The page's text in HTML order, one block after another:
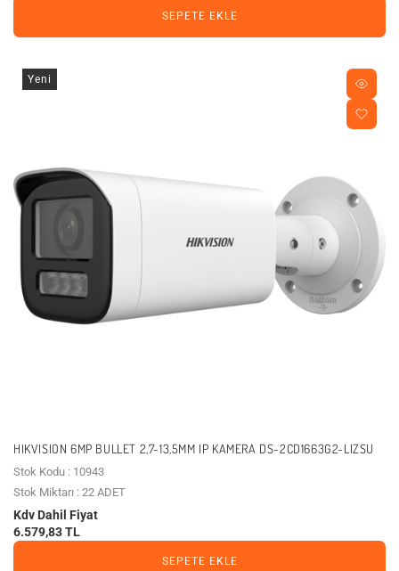
SEPETE EKLE
Yeni
HIKVISION 6MP BULLET 2,7-13,5MM IP KAMERA DS-2CD1663G2-LIZSU
Stok Kodu : 10943
Stok Miktarı : 22 ADET
Kdv Dahil Fiyat
6.579,83 TL
SEPETE EKLE